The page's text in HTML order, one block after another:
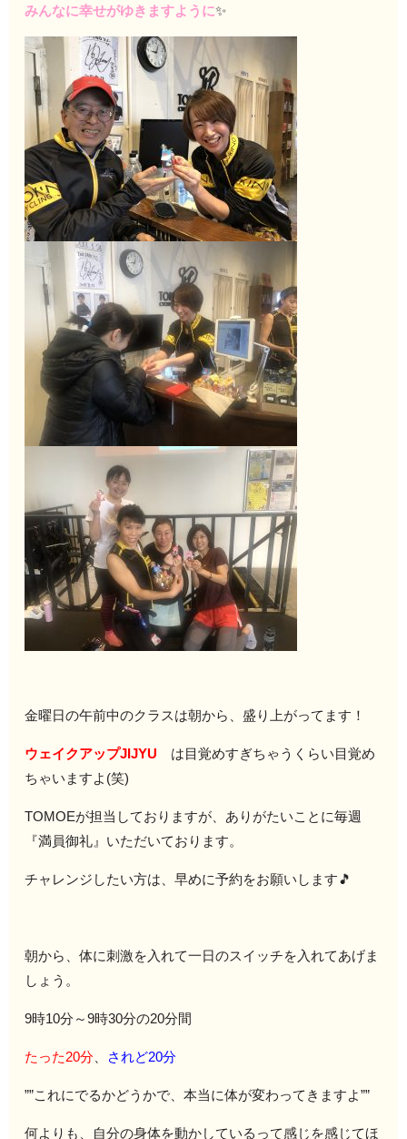
みんなに幸せがゆきますように✨
金曜日の午前中のクラスは朝から、盛り上がってます！
ウェイクアップJIJYU は目覚めすぎちゃうくらい目覚め
ちゃいますよ(笑)
TOMOEが担当しておりますが、ありがたいことに毎週
『満員御礼』いただいております。
チャレンジしたい方は、早めに予約をお願いします🎵
朝から、体に刺激を入れて一日のスイッチを入れてあげま
しょう。
9時10分～9時30分の20分間
たった20分 されど20分
””これにでるかどうかで、本当に体が変わってきますよ””
何よりも、自分の身体を動かしているって感じを感じてほ